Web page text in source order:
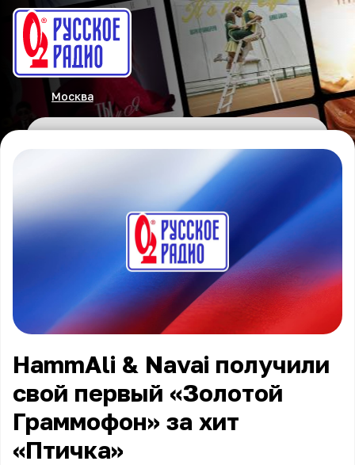
Москва
HammAli & Navai получили
свой первый «Золотой
Граммофон» за хит
«Птичка»